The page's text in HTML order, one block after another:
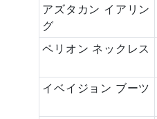
アズタカン イアリン
グ
ペリオン ネックレス
イベイジョン ブーツ